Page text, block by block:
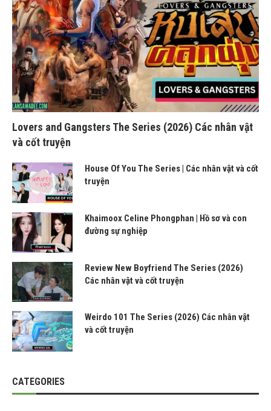
Lovers and Gangsters The Series (2026) Các nhân vật
và cốt truyện
House Of You The Series | Các nhân vật và cốt
truyện
Khaimoox Celine Phongphan | Hồ sơ và con
đường sự nghiệp
Review New Boyfriend The Series (2026)
Các nhân vật và cốt truyện
Weirdo 101 The Series (2026) Các nhân vật
và cốt truyện
CATEGORIES